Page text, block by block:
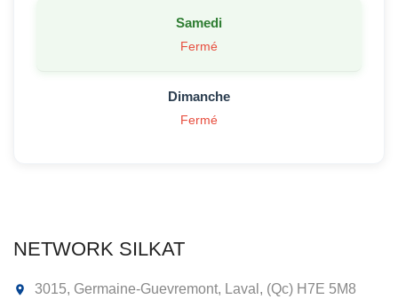
Samedi
Fermé
Dimanche
Fermé